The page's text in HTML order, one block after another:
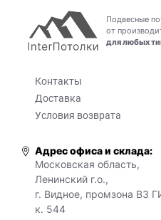
Подвесные
от
для любых
Контакты
Доставка
Условия возврата
Адрес офиса и склада:
Московская область,
Ленинский г.о.,
г. Видное, промзона ВЗ
к. 544